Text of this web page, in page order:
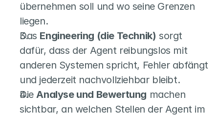
übernehmen soll und wo seine Grenzen
liegen.
Das Engineering (die Technik) sorgt
dafür, dass der Agent reibungslos mit
anderen Systemen spricht, Fehler abfängt
und jederzeit nachvollziehbar bleibt.
Die Analyse und Bewertung machen
sichtbar, an welchen Stellen der Agent im